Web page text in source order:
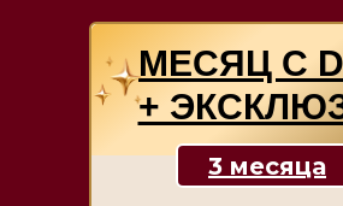
3 месяца
МЕСЯЦ С
+